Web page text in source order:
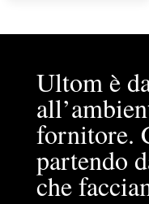
Ultom è
fornitore.
partendo
che